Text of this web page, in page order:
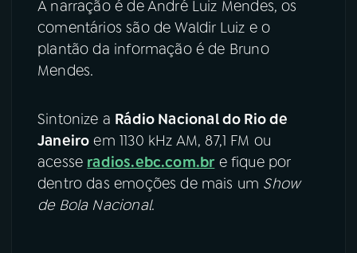
A narração é de André Luiz Mendes, os
comentários são de Waldir Luiz e o
plantão da informação é de Bruno
Mendes.
Sintonize a Rádio Nacional do Rio de
Janeiro em 1130 kHz AM, 87,1 FM ou
acesse radios.ebc.com.br e fique por
dentro das emoções de mais um Show
de Bola Nacional.